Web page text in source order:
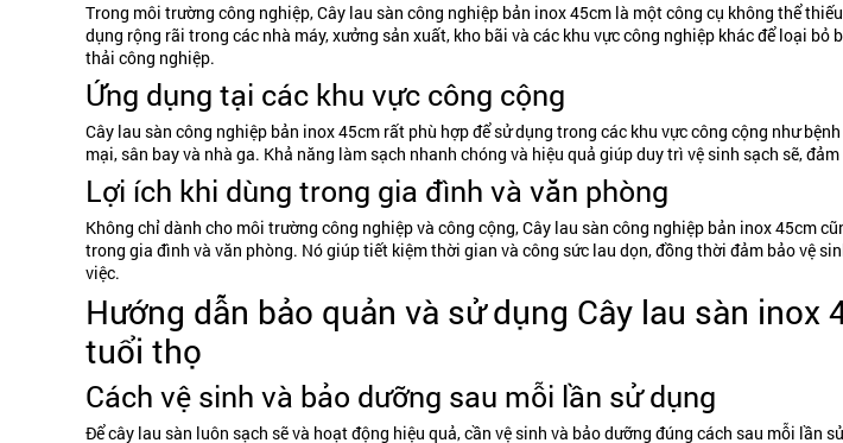
Trong môi trường công nghiệp, Cây lau sàn công nghiệp bản inox 45cm là một công cụ không thể
dụng rộng rãi trong các nhà máy, xưởng sản xuất, kho bãi và các khu vực công nghiệp khác để loại bỏ
thải công nghiệp.
Ứng dụng tại các khu vực công cộng
Cây lau sàn công nghiệp bản inox 45cm rất phù hợp để sử dụng trong các khu vực công cộng như
mại, sân bay và nhà ga. Khả năng làm sạch nhanh chóng và hiệu quả giúp duy trì vệ sinh sạch sẽ,
Lợi ích khi dùng trong gia đình và văn phòng
Không chỉ dành cho môi trường công nghiệp và công cộng, Cây lau sàn công nghiệp bản inox 45cm
trong gia đình và văn phòng. Nó giúp tiết kiệm thời gian và công sức lau dọn, đồng thời đảm bảo vệ
việc.
Hướng dẫn bảo quản và sử dụng Cây lau sàn inox
tuổi thọ
Cách vệ sinh và bảo dưỡng sau mỗi lần sử dụng
Để cây lau sàn luôn sạch sẽ và hoạt động hiệu quả, cần vệ sinh và bảo dưỡng đúng cách sau mỗi lần